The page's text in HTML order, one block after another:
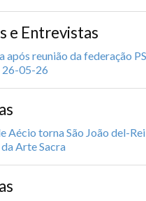
e Entrevistas
após reunião da federação
26-05-26
Aécio torna São João del-
Arte Sacra